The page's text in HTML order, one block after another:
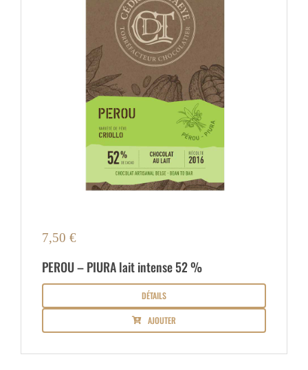
7,50 €
PEROU – PIURA lait intense 52 %
DÉTAILS
AJOUTER